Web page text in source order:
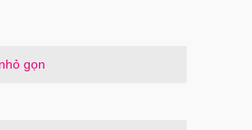
10.5W nhanh
gọn